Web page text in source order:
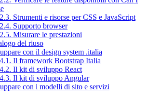
Strumenti e risorse per CSS e JavaScript
Supporto browser
Misurare le prestazioni
del riuso
con il design system .italia
Il framework Bootstrap Italia
Il kit di sviluppo React
Il kit di sviluppo Angular
con i modelli di sito e servizi